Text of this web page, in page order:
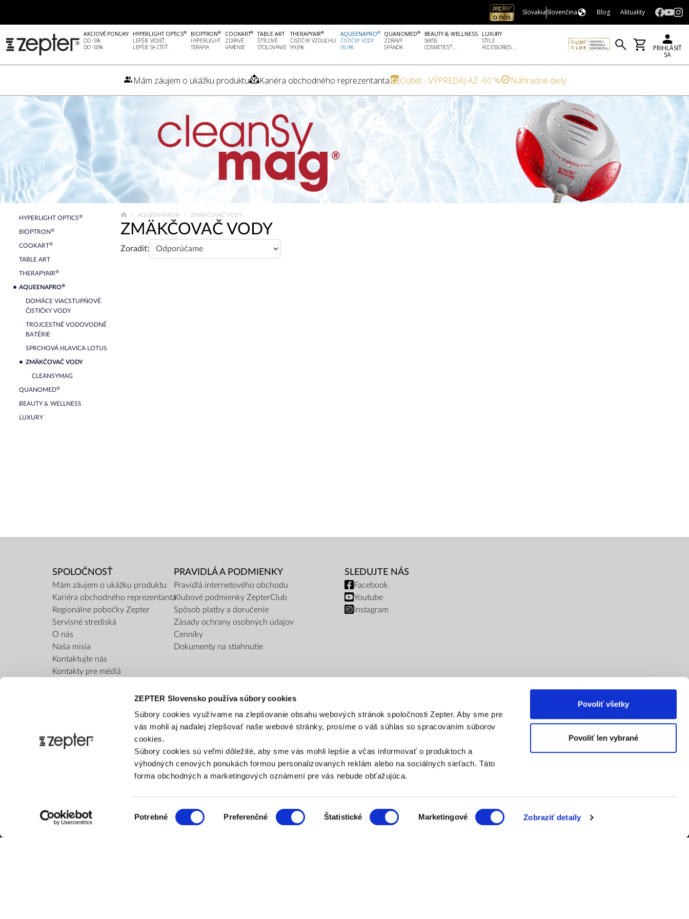
ZEPTER Slovensko používa súbory cookies
Súbory cookies využívame na zlepšovanie obsahu webových stránok spoločnosti Zepter. Aby sme pre
vás mohli aj naďalej zlepšovať naše webové stránky, prosíme o váš súhlas so spracovaním súborov
cookies.
Súbory cookies sú veľmi dôležité, aby sme vás mohli lepšie a včas informovať o produktoch a
výhodných cenových ponukách formou personalizovaných reklám alebo na sociálnych sieťach. Táto
forma obchodných a marketingových oznámení pre vás nebude obťažujúca.
súhlasu
Potrebné Preferenčné Štatistické Marketingové Zobraziť detaily
Povoliť všetky
Povoliť len vybrané
SlovakiaSlovenčina Blog Aktuality
AKCIOVÉ PONUKY
OD -5%
DO -50%
HYPERLIGHT OPTICS®
LEPŠIE VIDIEŤ,
LEPŠIE SA CÍTIŤ.
BIOPTRON®
HYPERLIGHT
TERAPIA
COOKART®
ZDRAVÉ
VARENIE
TABLE ART
ŠTÝLOVÉ
STOLOVANIE
THERAPYAIR®
ČISTIČKY VZDUCHU
99,9%
AQUEENAPRO®
ČISTIČKY VODY
99,9%
QUANOMED®
ZDRAVÝ
SPÁNOK
BEAUTY & WELLNESS
SWISS
COSMETICS®...
LUXURY
STYLE
ACCESSORIES ...
PRIHLÁSIŤ
SA
Mám záujem o ukážku produktu Kariéra obchodného reprezentanta Outlet - VÝPREDAJ AŽ -60 % Náhradné diely
HYPERLIGHT OPTICS®
BIOPTRON®
COOKART®
TABLE ART
THERAPYAIR®
AQUEENAPRO®
DOMÁCE VIACSTUPŇOVÉ
ČISTIČKY VODY
TROJCESTNÉ VODOVODNÉ
BATÉRIE
SPRCHOVÁ HLAVICA LOTUS
ZMÄKČOVAČ VODY
CLEANSYMAG
QUANOMED®
BEAUTY & WELLNESS
LUXURY
AQUEENAPRO® ZMÄKČOVAČ VODY
ZMÄKČOVAČ VODY
Zoradiť:
SPOLOČNOSŤ
Mám záujem o ukážku produktu
Kariéra obchodného reprezentanta
Regionálne pobočky Zepter
Servisné strediská
O nás
Naša misia
Kontaktujte nás
Kontakty pre médiá
PRAVIDLÁ A PODMIENKY
Pravidlá internetového obchodu
Klubové podmienky ZepterClub
Spôsob platby a doručenie
Zásady ochrany osobných údajov
Cenníky
Dokumenty na stiahnutie
SLEDUJTE NÁS
Facebook
Youtube
Instagram
PLATOBNÉ METÓDY
SPÔSOB DORUČENIA